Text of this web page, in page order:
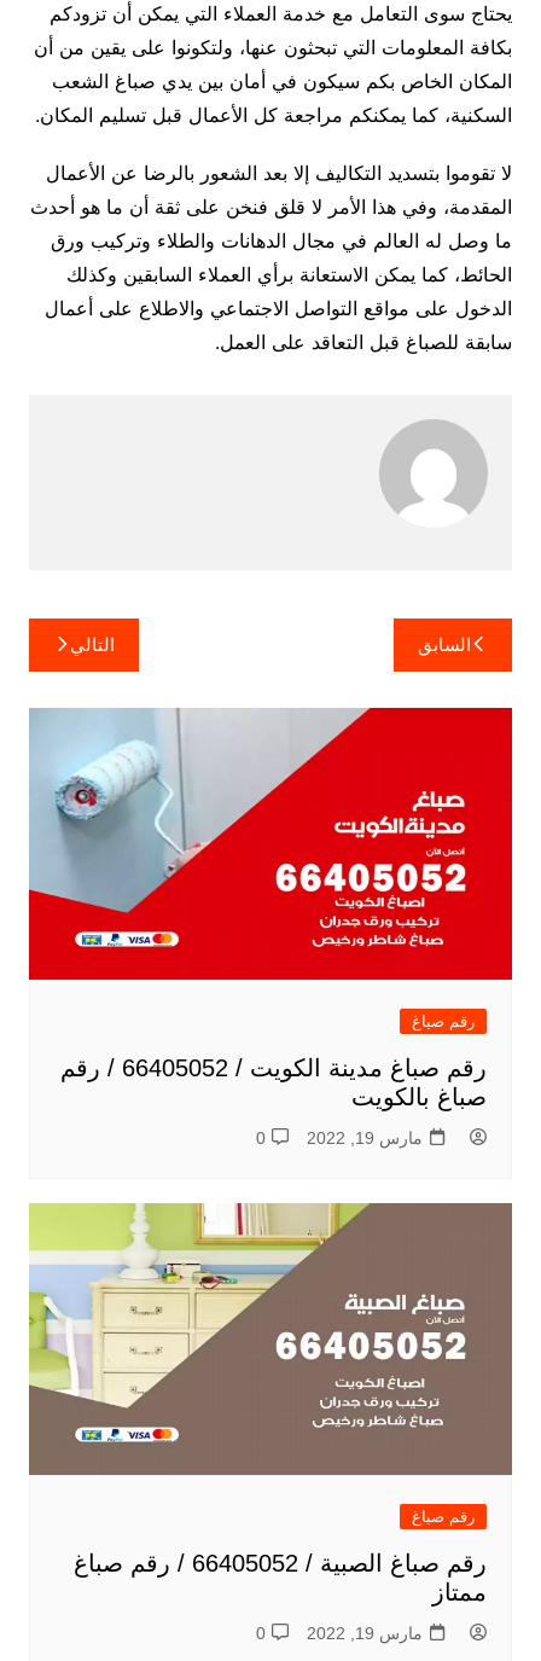
يحتاج سوى التعامل مع خدمة العملاء التي يمكن أن تزودكم
بكافة المعلومات التي تبحثون عنها، ولتكونوا على يقين من أن
المكان الخاص بكم سيكون في أمان بين يدي صباغ الشعب
السكنية، كما يمكنكم مراجعة كل الأعمال قبل تسليم المكان.
لا تقوموا بتسديد التكاليف إلا بعد الشعور بالرضا عن الأعمال
المقدمة، وفي هذا الأمر لا قلق فنخن على ثقة أن ما هو أحدث
ما وصل له العالم في مجال الدهانات والطلاء وتركيب ورق
الحائط، كما يمكن الاستعانة برأي العملاء السابقين وكذلك
الدخول على مواقع التواصل الاجتماعي والاطلاع على أعمال
سابقة للصباغ قبل التعاقد على العمل.
تصفّح
المقالات
السابق التالي
رقم صباغ
رقم صباغ مدينة الكويت / 66405052 / رقم
صباغ بالكويت
مارس 19, 2022 0
رقم صباغ
رقم صباغ الصبية / 66405052 / رقم صباغ
ممتاز
مارس 19, 2022 0